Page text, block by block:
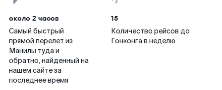
около 2 часов
Самый быстрый
прямой перелет из
Манилы туда и
обратно, найденный на
нашем сайте за
последнее время
15
Количество рейсов до
Гонконга в неделю